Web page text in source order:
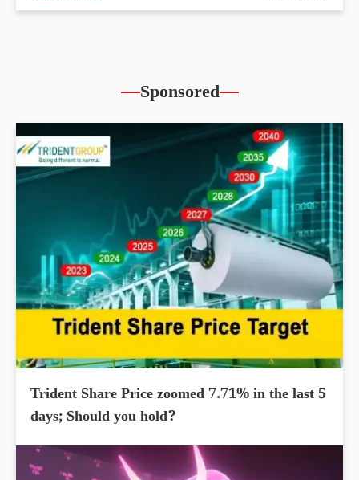
Sponsored
Trident Share Price zoomed 7.71% in the last 5
days; Should you hold?